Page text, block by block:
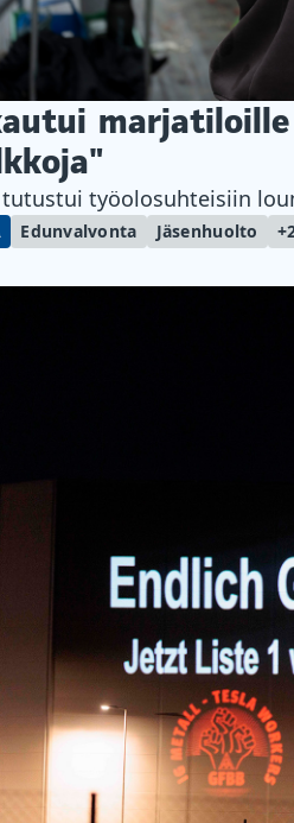
marjatiloille
työolosuhteisiin
Edunvalvonta Jäsenhuolto